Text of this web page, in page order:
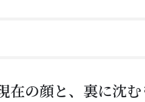
在の顔と、裏に沈む